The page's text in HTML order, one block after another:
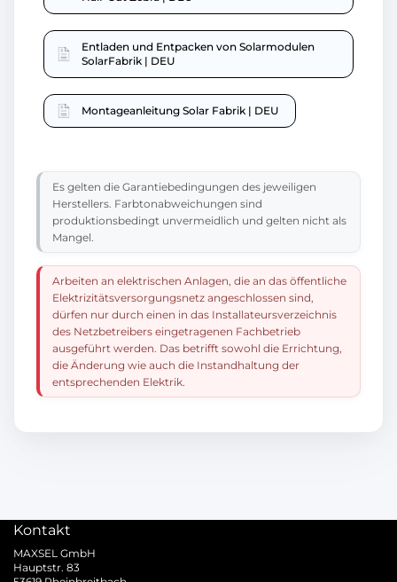
Entladen und Entpacken von Solarmodulen
SolarFabrik | DEU
Montageanleitung Solar Fabrik | DEU
Es gelten die Garantiebedingungen des jeweiligen
Herstellers. Farbtonabweichungen sind
produktionsbedingt unvermeidlich und gelten nicht als
Mangel.
Arbeiten an elektrischen Anlagen, die an das öffentliche
Elektrizitätsversorgungsnetz angeschlossen sind,
dürfen nur durch einen in das Installateursverzeichnis
des Netzbetreibers eingetragenen Fachbetrieb
ausgeführt werden. Das betrifft sowohl die Errichtung,
die Änderung wie auch die Instandhaltung der
entsprechenden Elektrik.
Kontakt
MAXSEL GmbH
Hauptstr. 83